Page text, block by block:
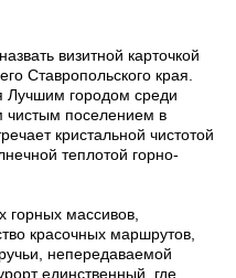
визитной карточкой
Ставропольского края.
Лучшим городом среди
чистым поселением в
кристальной чистотой
теплотой горно-
горных массивов,
красочных маршрутов,
непередаваемой
единственный, где